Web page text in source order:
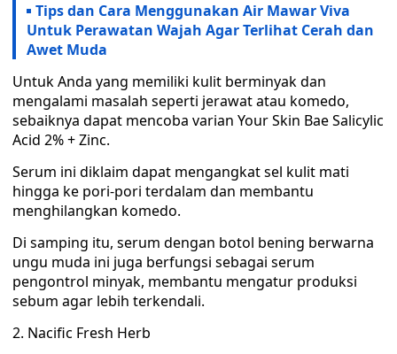
Tips dan Cara Menggunakan Air Mawar Viva
Untuk Perawatan Wajah Agar Terlihat Cerah dan
Awet Muda
Untuk Anda yang memiliki kulit berminyak dan
mengalami masalah seperti jerawat atau komedo,
sebaiknya dapat mencoba varian Your Skin Bae Salicylic
Acid 2% + Zinc.
Serum ini diklaim dapat mengangkat sel kulit mati
hingga ke pori-pori terdalam dan membantu
menghilangkan komedo.
Di samping itu, serum dengan botol bening berwarna
ungu muda ini juga berfungsi sebagai serum
pengontrol minyak, membantu mengatur produksi
sebum agar lebih terkendali.
2. Nacific Fresh Herb